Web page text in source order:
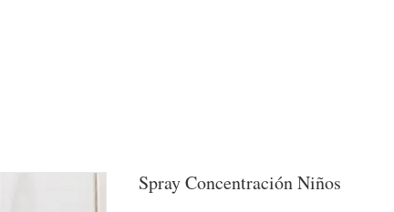
Spray Concentración Niños